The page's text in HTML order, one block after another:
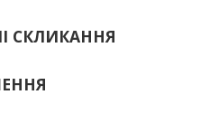
СКЛИКАННЯ